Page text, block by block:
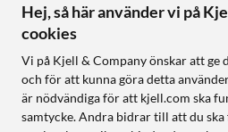
Hej, så här använder vi på
cookies
Vi på Kjell & Company önskar att ge
och för att kunna göra detta
är nödvändiga för att kjell.com ska
samtycke. Andra bidrar till att du ska